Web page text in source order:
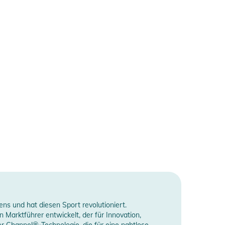
und hat diesen Sport revolutioniert.
Marktführer entwickelt, der für Innovation,